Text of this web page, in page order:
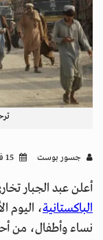
جسور بوست
أعلن عبد الجبار
الباكستانية
نساء وأطفال، من